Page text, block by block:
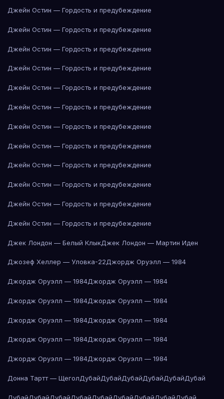
Джейн Остин — Гордость и предубеждение
Джейн Остин — Гордость и предубеждение
Джейн Остин — Гордость и предубеждение
Джейн Остин — Гордость и предубеждение
Джейн Остин — Гордость и предубеждение
Джейн Остин — Гордость и предубеждение
Джейн Остин — Гордость и предубеждение
Джейн Остин — Гордость и предубеждение
Джейн Остин — Гордость и предубеждение
Джейн Остин — Гордость и предубеждение
Джейн Остин — Гордость и предубеждение
Джейн Остин — Гордость и предубеждение
Джек Лондон — Белый КлыкДжек Лондон — Мартин Иден
Джозеф Хеллер — Уловка-22Джордж Оруэлл — 1984
Джордж Оруэлл — 1984Джордж Оруэлл — 1984
Джордж Оруэлл — 1984Джордж Оруэлл — 1984
Джордж Оруэлл — 1984Джордж Оруэлл — 1984
Джордж Оруэлл — 1984Джордж Оруэлл — 1984
Джордж Оруэлл — 1984Джордж Оруэлл — 1984
Донна Тартт — ЩеголДубайДубайДубайДубайДубайДубай
ДубайДубайДубайДубайДубайДубайДубайДубайДубай